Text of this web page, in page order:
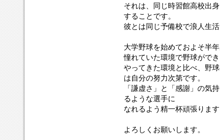
それは、同じ時習館高校出
することです。
彼とは同じ予備校で浪人生
大学野球を始めておよそ半
憧れていた環境で野球がで
やってきた環境と比べ、野
は自分の努力次第です。
「謙虚さ」と「感謝」の気
るような選手に
なれるよう精一杯頑張りま
よろしくお願いします。